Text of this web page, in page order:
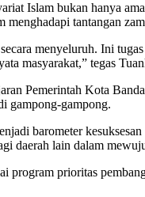
Islam bukan hanya
tantangan
menyeluruh. Ini
masyarakat,” tegas
Pemerintah Kota
gampong-gampong.
barometer
daerah lain dalam
program prioritas